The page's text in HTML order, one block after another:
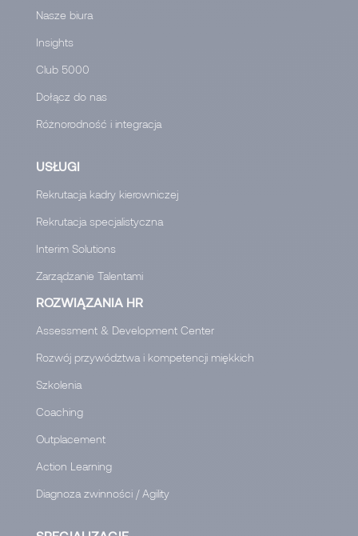
Nasze biura
Insights
Club 5000
Dołącz do nas
Różnorodność i integracja
USŁUGI
Rekrutacja kadry kierowniczej
Rekrutacja specjalistyczna
Interim Solutions
Zarządzanie Talentami
ROZWIĄZANIA HR
Assessment & Development Center
Rozwój przywództwa i kompetencji miękkich
Szkolenia
Coaching
Outplacement
Action Learning
Diagnoza zwinności / Agility